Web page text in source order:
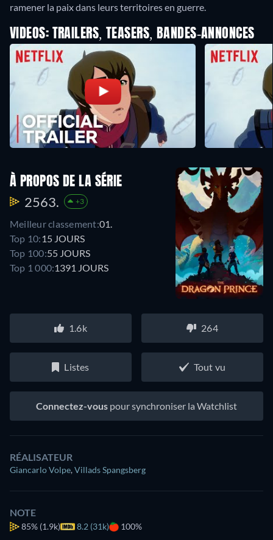
ramener la paix dans leurs territoires en guerre.
VIDEOS: TRAILERS, TEASERS, BANDES-ANNONCES
À PROPOS DE LA SÉRIE
2563. +3
Meilleur classement:01.
Top 10: 15 JOURS
Top 100:55 JOURS
Top 1 000:1391 JOURS
1.6k 264
Listes Tout vu
Connectez-vous pour synchroniser la Watchlist
RÉALISATEUR
Giancarlo Volpe,Villads Spangsberg
NOTE
85% (1.9k) 8.2 (31k) 100%